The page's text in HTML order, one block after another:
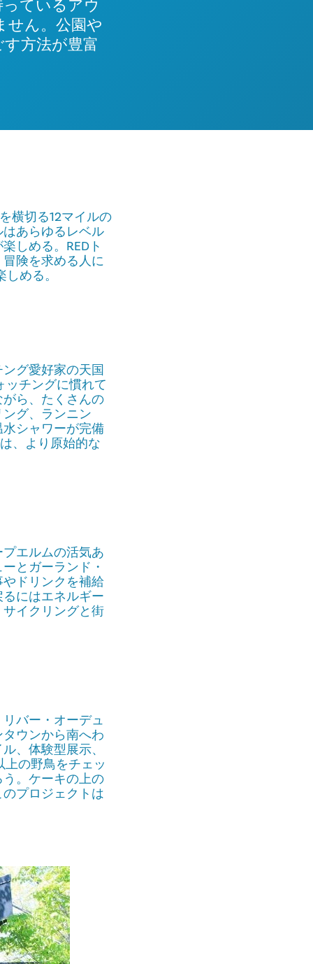
ているアウ
せん。公園や
方法が豊富
横切る12マイルの
あらゆるレベル
しめる。REDト
険を求める人に
める。
グ愛好家の天国
チングに慣れて
ら、たくさんの
グ、ランニン
シャワーが完備
、より原始的な
エルムの活気あ
とガーランド・
ドリンクを補給
にはエネルギー
イクリングと街
バー・オーデュ
ウンから南へわ
、体験型展示、
の野鳥をチェッ
。ケーキの上の
プロジェクトは